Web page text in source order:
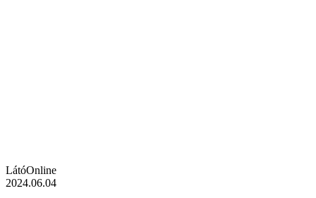
LátóOnline
2024.06.04